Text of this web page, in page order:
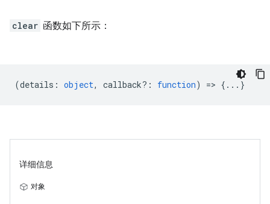
clear 函数如下所示：
(details : object, callback? : function) => {...}
详细信息
对象